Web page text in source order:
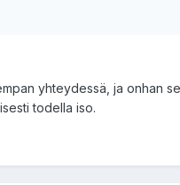
yhteydessä, ja onhan
todella iso.